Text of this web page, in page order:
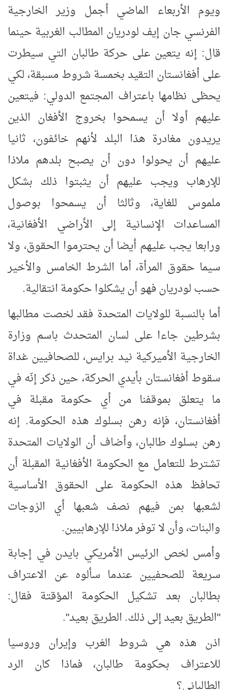
ويوم الأربعاء الماضي أجمل وزير الخارجية
الفرنسي جان إيف لودريان المطالب الغربية حينما
قال: إنه يتعين على حركة طالبان التي سيطرت
على أفغانستان التقيد بخمسة شروط مسبقة، لكي
يحظى نظامها باعتراف المجتمع الدولي: فيتعين
عليهم أولا أن يسمحوا بخروج الأفغان الذين
يريدون مغادرة هذا البلد لأنهم خائفون، ثانيا
عليهم أن يحولوا دون أن يصبح بلدهم ملاذا
للإرهاب ويجب عليهم أن يثبتوا ذلك بشكل
ملموس للغاية، وثالثا أن يسمحوا بوصول
المساعدات الإنسانية إلى الأراضي الأفغانية،
ورابعا يجب عليهم أيضا أن يحترموا الحقوق، ولا
سيما حقوق المرأة، أما الشرط الخامس والأخير
حسب لودريان فهو أن يشكلوا حكومة انتقالية.
أما بالنسبة للولايات المتحدة فقد لخصت مطالبها
بشرطين جاءا على لسان المتحدث باسم وزارة
الخارجية الأميركية نيد برايس، للصحافيين غداة
سقوط أفغانستان بأيدي الحركة، حين ذكر إنّه في
ما يتعلق بموقفنا من أي حكومة مقبلة في
أفغانستان، فإنه رهن بسلوك هذه الحكومة. إنه
رهن بسلوك طالبان، وأضاف أن الولايات المتحدة
تشترط للتعامل مع الحكومة الأفغانية المقبلة أن
تحافظ هذه الحكومة على الحقوق الأساسية
لشعبها بمن فيهم نصف شعبها أي الزوجات
والبنات، وأن لا توفر ملاذا للإرهابيين.
وأمس لخص الرئيس الأمريكي بايدن في إجابة
سريعة للصحفيين عندما سألوه عن الاعتراف
بطالبان بعد تشكيل الحكومة المؤقتة فقال:
"الطريق بعيد إلى ذلك. الطريق بعيد".
اذن هذه هي شروط الغرب وإيران وروسيا
للاعتراف بحكومة طالبان، فماذا كان الرد